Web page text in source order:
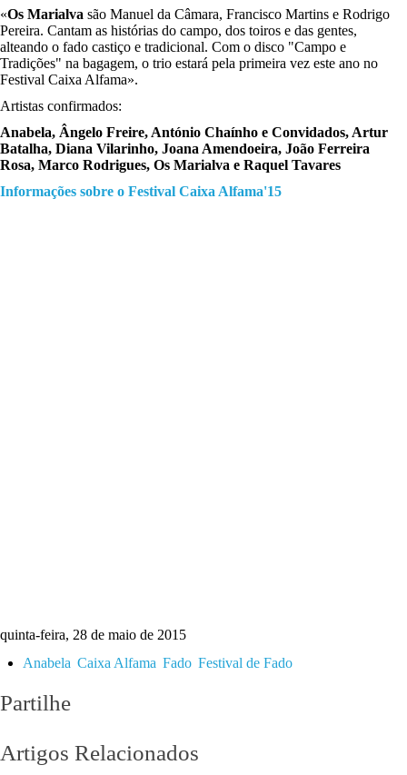
«Os Marialva são Manuel da Câmara, Francisco Martins e Rodrigo
Pereira. Cantam as histórias do campo, dos toiros e das gentes,
alteando o fado castiço e tradicional. Com o disco "Campo e
Tradições" na bagagem, o trio estará pela primeira vez este ano no
Festival Caixa Alfama».
Artistas confirmados:
Anabela, Ângelo Freire, António Chaínho e Convidados, Artur
Batalha, Diana Vilarinho, Joana Amendoeira, João Ferreira
Rosa, Marco Rodrigues, Os Marialva e Raquel Tavares
Informações sobre o Festival Caixa Alfama'15
quinta-feira, 28 de maio de 2015
Anabela Caixa Alfama Fado Festival de Fado
Partilhe
Artigos Relacionados